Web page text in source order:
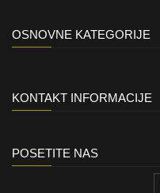
OSNOVNE KATEGORIJE
KONTAKT INFORMACIJE
POSETITE NAS